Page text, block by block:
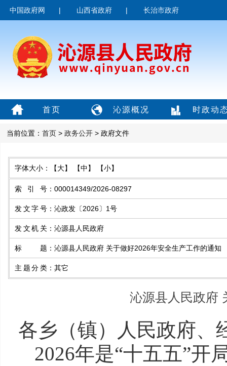
中国政府网 | 山西省政府 | 长治市政府
首页 沁源概况 时政动
当前位置： 首页 > 政务公开 > 政府文件
字体大小： 【大】 【中】 【小】
索引号 ： 000014349/2026-08297
发文字号 ： 沁政发〔2026〕1号
发文机关 ： 沁源县人民政府
标题 ： 沁源县人民政府 关于做好2026年安全生产工作的通知
主题分类 ： 其它
沁源县人民政府
各乡（镇）人民政府、
2026年是“十五五”开